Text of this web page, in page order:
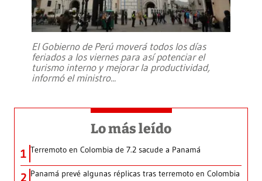
El Gobierno de Perú moverá todos los días
feriados a los viernes para así potenciar el
turismo interno y mejorar la productividad,
informó el ministro...
Lo más leído
1 Terremoto en Colombia de 7.2 sacude a Panamá
2 Panamá prevé algunas réplicas tras terremoto en Colombia